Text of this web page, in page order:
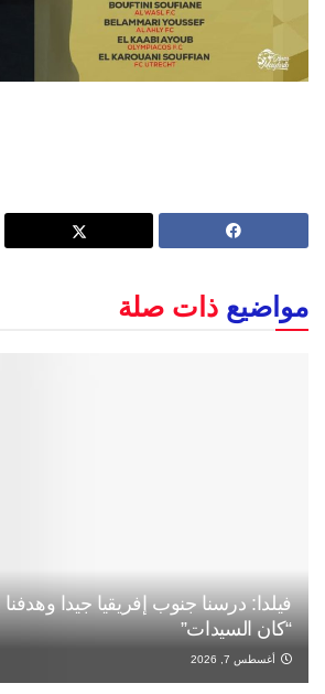
مواضيع ذات صلة
فيلدا: درسنا جنوب إفريقيا جيدا
“كان السيدات”
أغسطس 7, 2026